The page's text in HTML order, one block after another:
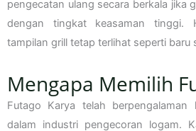
pengecatan ulang secara berkala jika
dengan tingkat keasaman tinggi.
tampilan grill tetap terlihat seperti baru
Mengapa Memilih
Futago Karya telah
dalam industri pengecoran logam.